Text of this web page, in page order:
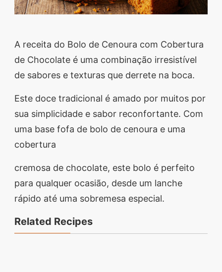
A receita do Bolo de Cenoura com Cobertura
de Chocolate é uma combinação irresistível
de sabores e texturas que derrete na boca.
Este doce tradicional é amado por muitos por
sua simplicidade e sabor reconfortante. Com
uma base fofa de bolo de cenoura e uma
cobertura
cremosa de chocolate, este bolo é perfeito
para qualquer ocasião, desde um lanche
rápido até uma sobremesa especial.
Related Recipes